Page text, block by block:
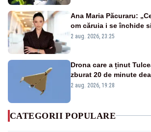
Ana Maria Păcuraru:
om căruia i se închide
portiță?”
2 aug. 2026, 23:25
Drona care a ținut
zburat 20 de minute
României. Au fost
2 aug. 2026, 19:28
CATEGORII POPULARE